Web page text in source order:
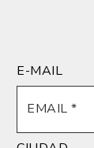
E-MAIL